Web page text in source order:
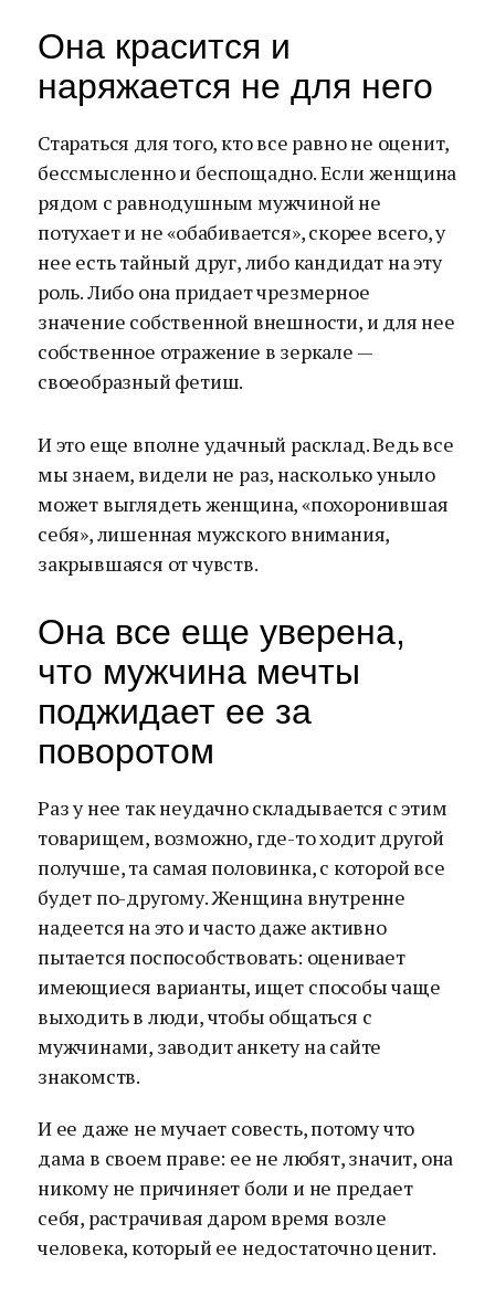
Она красится и
наряжается не для него
Стараться для того, кто все равно не оценит,
бессмысленно и беспощадно. Если женщина
рядом с равнодушным мужчиной не
потухает и не «обабивается», скорее всего, у
нее есть тайный друг, либо кандидат на эту
роль. Либо она придает чрезмерное
значение собственной внешности, и для нее
собственное отражение в зеркале —
своеобразный фетиш.
И это еще вполне удачный расклад. Ведь все
мы знаем, видели не раз, насколько уныло
может выглядеть женщина, «похоронившая
себя», лишенная мужского внимания,
закрывшаяся от чувств.
Она все еще уверена,
что мужчина мечты
поджидает ее за
поворотом
Раз у нее так неудачно складывается с этим
товарищем, возможно, где-то ходит другой
получше, та самая половинка, с которой все
будет по-другому. Женщина внутренне
надеется на это и часто даже активно
пытается поспособствовать: оценивает
имеющиеся варианты, ищет способы чаще
выходить в люди, чтобы общаться с
мужчинами, заводит анкету на сайте
знакомств.
И ее даже не мучает совесть, потому что
дама в своем праве: ее не любят, значит, она
никому не причиняет боли и не предает
себя, растрачивая даром время возле
человека, который ее недостаточно ценит.